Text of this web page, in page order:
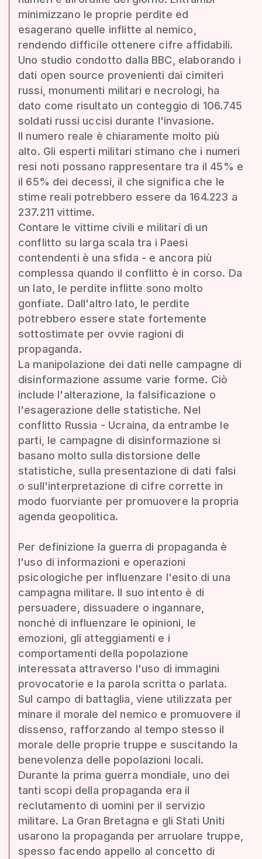
minimizzano le proprie perdite ed
esagerano quelle inflitte al nemico,
rendendo difficile ottenere cifre affidabili.
Uno studio condotto dalla BBC, elaborando i
dati open source provenienti dai cimiteri
russi, monumenti militari e necrologi, ha
dato come risultato un conteggio di 106.745
soldati russi uccisi durante l'invasione.
Il numero reale è chiaramente molto più
alto. Gli esperti militari stimano che i numeri
resi noti possano rappresentare tra il 45% e
il 65% dei decessi, il che significa che le
stime reali potrebbero essere da 164.223 a
237.211 vittime.
Contare le vittime civili e militari di un
conflitto su larga scala tra i Paesi
contendenti è una sfida - e ancora più
complessa quando il conflitto è in corso. Da
un lato, le perdite inflitte sono molto
gonfiate. Dall'altro lato, le perdite
potrebbero essere state fortemente
sottostimate per ovvie ragioni di
propaganda.
La manipolazione dei dati nelle campagne di
disinformazione assume varie forme. Ciò
include l'alterazione, la falsificazione o
l'esagerazione delle statistiche. Nel
conflitto Russia - Ucraina, da entrambe le
parti, le campagne di disinformazione si
basano molto sulla distorsione delle
statistiche, sulla presentazione di dati falsi
o sull'interpretazione di cifre corrette in
modo fuorviante per promuovere la propria
agenda geopolitica.
Per definizione la guerra di propaganda è
l'uso di informazioni e operazioni
psicologiche per influenzare l'esito di una
campagna militare. Il suo intento è di
persuadere, dissuadere o ingannare,
nonché di influenzare le opinioni, le
emozioni, gli atteggiamenti e i
comportamenti della popolazione
interessata attraverso l'uso di immagini
provocatorie e la parola scritta o parlata.
Sul campo di battaglia, viene utilizzata per
minare il morale del nemico e promuovere il
dissenso, rafforzando al tempo stesso il
morale delle proprie truppe e suscitando la
benevolenza delle popolazioni locali.
Durante la prima guerra mondiale, uno dei
tanti scopi della propaganda era il
reclutamento di uomini per il servizio
militare. La Gran Bretagna e gli Stati Uniti
usarono la propaganda per arruolare truppe,
spesso facendo appello al concetto di